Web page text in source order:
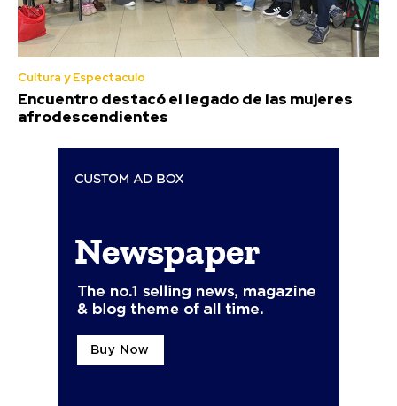
Cultura y Espectaculo
Encuentro destacó el legado de las mujeres
afrodescendientes